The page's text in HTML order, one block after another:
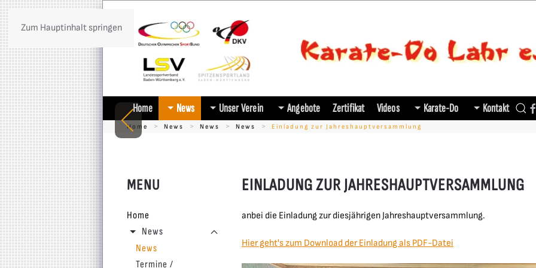
Zum Hauptinhalt springen
Home News Unser Verein Angebote Zertifikat Videos Karate-Do Kontakt
Home News News News Einladung zur Jahreshauptversammlung
MENU
Home
News
News
Termine /
EINLADUNG ZUR JAHRESHAUPTVERSAMMLUNG
anbei die Einladung zur diesjährigen Jahreshauptversammlung.
Hier geht's zum Download der Einladung als PDF-Datei